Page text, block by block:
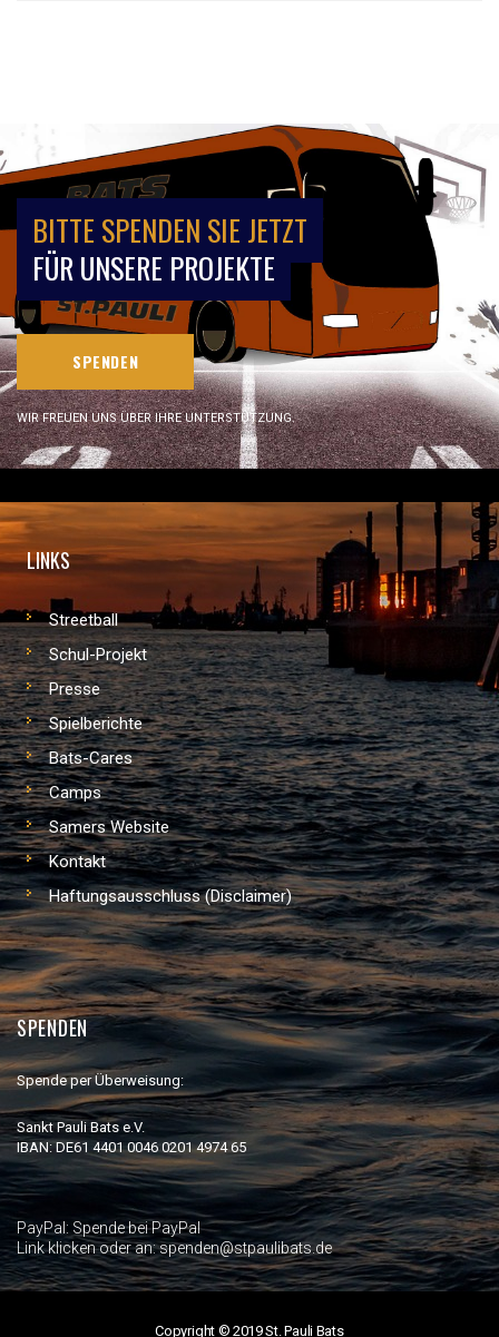
BITTE SPENDEN SIE JETZT
FÜR UNSERE PROJEKTE
SPENDEN
WIR FREUEN UNS ÜBER IHRE UNTERSTÜTZUNG.
LINKS
Streetball
Schul-Projekt
Presse
Spielberichte
Bats-Cares
Camps
Samers Website
Kontakt
Haftungsausschluss (Disclaimer)
SPENDEN
Spende per Überweisung:
Sankt Pauli Bats e.V.
IBAN: DE61 4401 0046 0201 4974 65
PayPal: Spende bei PayPal
Link klicken oder an: spenden@stpaulibats.de
Copyright © 2019 St. Pauli Bats